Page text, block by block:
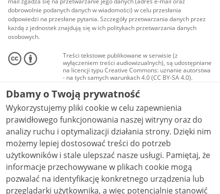
dobrowolnie podanych danych w wiadomości) w celu przesłania
odpowiedzi na przesłane pytania. Szczegóły przetwarzania danych przez
każdą z jednostek znajdują się w ich politykach przetwarzania danych
osobowych.
Treści tekstowe publikowane w serwisie (z
wyłączeniem treści audiowizualnych), są udostępniane
na licencji typu Creative Commons: uznanie autorstwa
- na tych samych warunkach 4.0 (CC BY-SA 4.0).
Materiały audiowizualne, w tym zdjęcia, materiały
audio i wideo, są udostępniane na licencji typu
Creative Commons: uznanie autorstwa użycie
niekomercyjne - bez utworów zależnych 4.0 (CC BY-
NC-ND 4.0), o ile nie jest to stwierdzone inaczej.
Dbamy o Twoją prywatność
Wykorzystujemy pliki cookie w celu zapewnienia
prawidłowego funkcjonowania naszej witryny oraz do
analizy ruchu i optymalizacji działania strony. Dzięki nim
możemy lepiej dostosować treści do potrzeb
użytkowników i stale ulepszać nasze usługi. Pamiętaj, że
informacje przechowywane w plikach cookie mogą
pozwalać na identyfikację konkretnego urządzenia lub
przeglądarki użytkownika, a więc potencjalnie stanowić